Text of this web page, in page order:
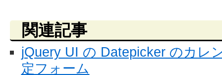
関連記事
jQuery UI の Datepicker のカレ
定フォーム